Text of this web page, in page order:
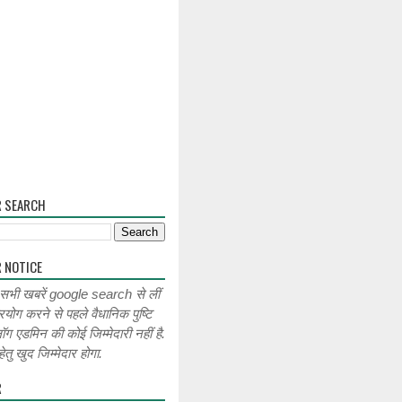
सभी खबरें google search से लीं
करने से पहले वैधानिक पुष्टि
की कोई जिम्मेदारी नहीं है.
खुद जिम्मेदार होगा.